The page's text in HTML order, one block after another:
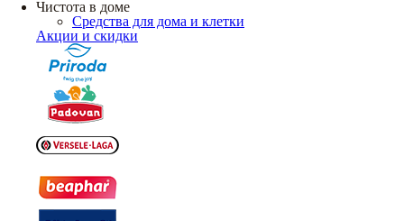
Чистота в доме
Средства для дома и клетки
Акции и скидки